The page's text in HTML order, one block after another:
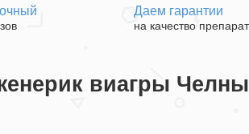
Даем гарантии
на качество
виагры